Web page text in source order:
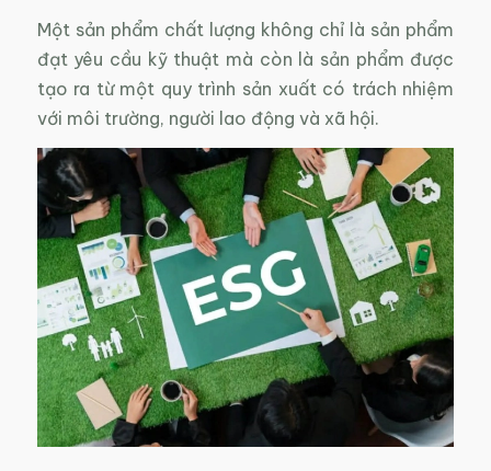
Một sản phẩm chất lượng không chỉ là sản phẩm
đạt yêu cầu kỹ thuật mà còn là sản phẩm được
tạo ra từ một quy trình sản xuất có trách nhiệm
với môi trường, người lao động và xã hội.